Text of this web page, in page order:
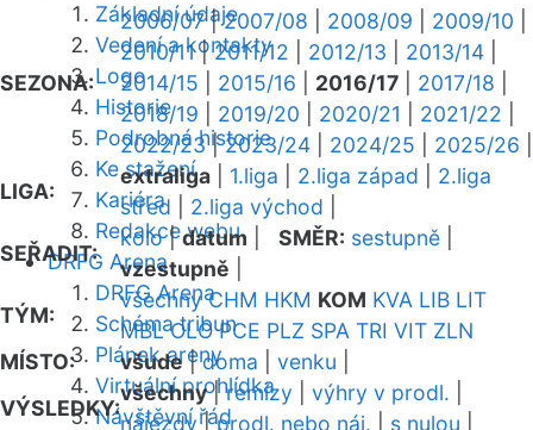
Základní údaje
Vedení a kontakty
Logo
Historie
Podrobná historie
Ke stažení
Kariéra
Redakce webu
DRFG Arena
DRFG Arena
Schéma tribun
Plánek areny
Virtuální prohlídka
Návštěvní řád
SEZONA:
2006/07|2007/08 2008/09 2009/10
2010/11|2011/12 2012/13 2013/14
2014/15
2015/16 2016/17 2017/18
2018/19
2019/20 2020/21 2021/22
2022/23|2023/24 2024/25 2025/26
LIGA:
extraliga 1.liga 2.liga západ
2.liga
střed
2.liga východ
SEŘADIT:
kolo|datum SMĚR: sestupně
vzestupně
TÝM:
všechny CHM HKM KOM KVA LIB LIT
MBL OLO PCE PLZ SPA TRI VIT ZLN
MÍSTO:
všude|doma venku
VÝSLEDKY:
všechny|remízy výhry v prodl.
nájezdy|prodl. nebo náj. s nulou